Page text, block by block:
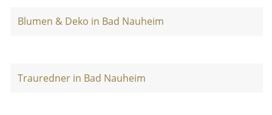
Blumen & Deko in Bad Nauheim
Trauredner in Bad Nauheim